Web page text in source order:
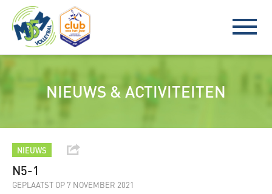
NIEUWS & ACTIVITEITEN
NIEUWS
N5-1
GEPLAATST OP 7 NOVEMBER 2021